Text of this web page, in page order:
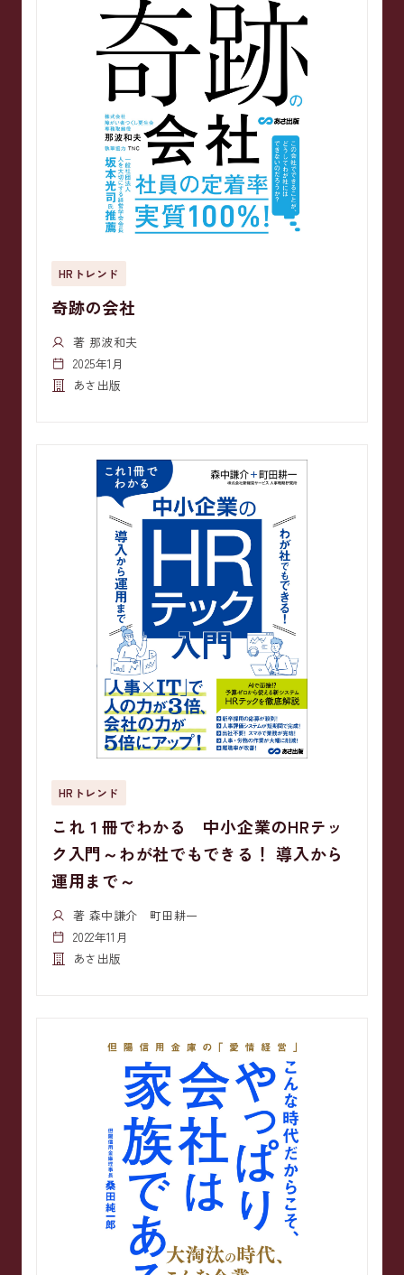
HRトレンド
奇跡の会社
著 那波和夫
2025年1月
あさ出版
HRトレンド
これ１冊でわかる 中小企業のHRテッ
ク入門～わが社でもできる！ 導入から
運用まで～
著 森中謙介 町田耕一
2022年11月
あさ出版